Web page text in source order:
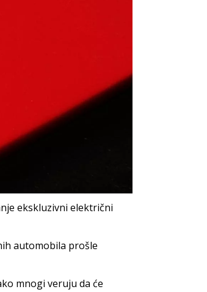
ekskluzivni električni
automobila prošle
mnogi veruju da će